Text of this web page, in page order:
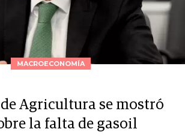
MACROECONOMÍA
Agricultura se mostró
la falta de gasoil